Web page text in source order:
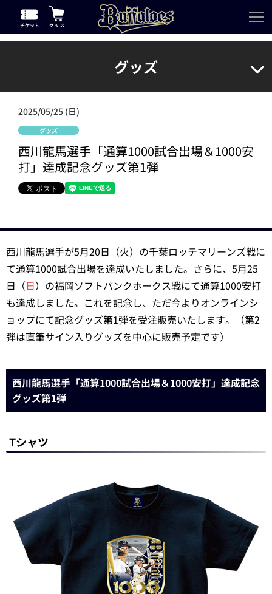
グッズ
2025/05/25 (日)
グッズ
西川龍馬選手「通算1000試合出場＆1000安
打」達成記念グッズ第1弾
西川龍馬選手が5月20日（火）の千葉ロッテマリーンズ戦に
て通算1000試合出場を達成いたしました。さらに、5月25
日（日）の福岡ソフトバンクホークス戦にて通算1000安打
も達成しました。これを記念し、ただ今よりオンラインシ
ョップにて記念グッズ第1弾を受注販売いたします。（第2
弾は直筆サイン入りグッズを中心に販売予定です）
西川龍馬選手「通算1000試合出場＆1000安打」達成記念
グッズ第1弾
Tシャツ